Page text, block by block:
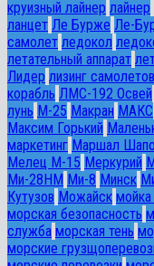
круизный лайнер лайнер
ланцет Ле Бурже Ле-
самолет ледокол
летательный аппарат
Лидер лизинг самолетов
корабль ЛМС-192 Освей
лунь М-25 Макран МАКС
Максим Горький
маркетинг Маршал
Мелец М-15 Меркурий
Ми-28HM Ми-8 Минск
Кутузов Можайск
морская безопасность
служба морская тень
морские